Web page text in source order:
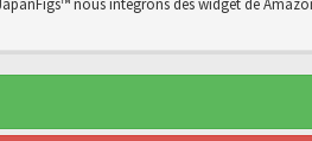
nous intégrons des widget de